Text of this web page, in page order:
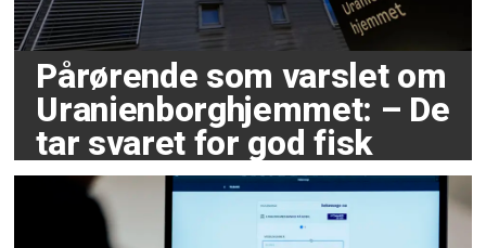
Pårørende som varslet om
Uranienborghjemmet: – De
tar svaret for god fisk